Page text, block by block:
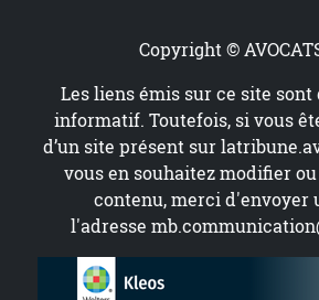
Copyright ©
Les liens émis sur ce site
informatif. Toutefois, si vous
d’un site présent sur
vous en souhaitez modifier
contenu, merci d'envoyer
l'adresse